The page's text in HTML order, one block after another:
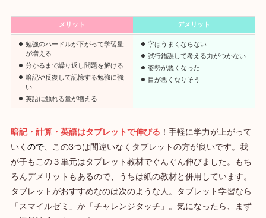
メリット デメリット
勉強のハードルが下がって学習量
が増える
分かるまで繰り返し問題を解ける
暗記や反復して記憶する勉強に強
い
英語に触れる量が増える
字はうまくならない
試行錯誤して考える力がつかない
姿勢が悪くなった
目が悪くなりそう
暗記・計算・英語はタブレットで伸びる ！手軽に学力が上がって
いく ので、この3つは間違いなくタブレットの方が良いです。我
が子もこの３単元はタブレット教材でぐんぐん伸びました。もち
ろんデメリットもあるので、うちは紙の教材と併用しています。
タブレットがおすすめなのは次のような人。タブレット学習なら
「スマイルゼミ」か「チャレンジタッチ」。気になったら、まず